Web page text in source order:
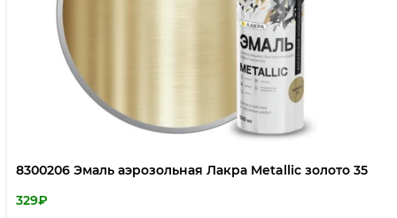
8300206 Эмаль аэрозольная Лакра Metallic золото 35
329₽